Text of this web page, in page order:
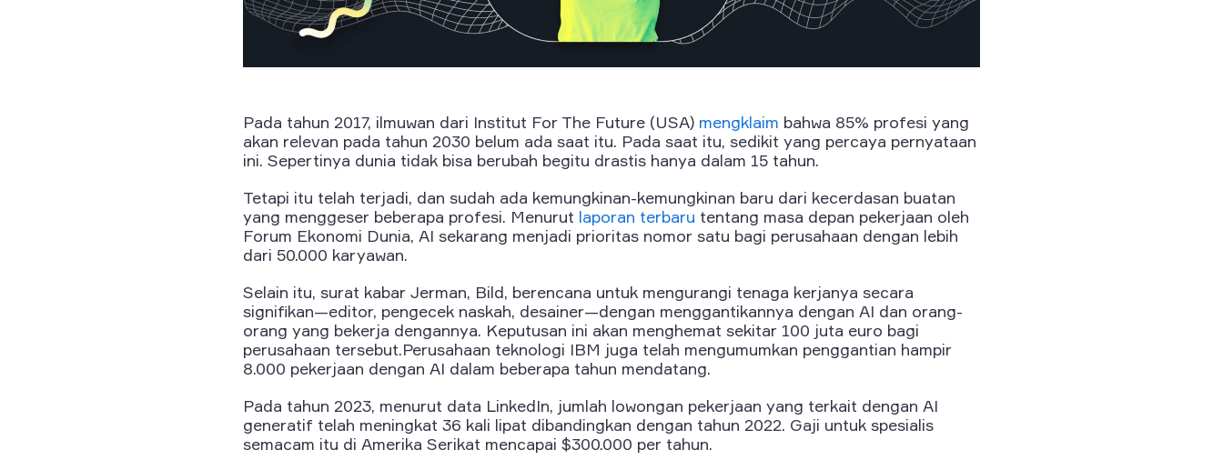
Pada tahun 2017, ilmuwan dari Institut For The Future (USA) mengklaim bahwa 85% profesi yang
akan relevan pada tahun 2030 belum ada saat itu. Pada saat itu, sedikit yang percaya pernyataan
ini. Sepertinya dunia tidak bisa berubah begitu drastis hanya dalam 15 tahun.
Tetapi itu telah terjadi, dan sudah ada kemungkinan-kemungkinan baru dari kecerdasan buatan
yang menggeser beberapa profesi. Menurut laporan terbaru tentang masa depan pekerjaan oleh
Forum Ekonomi Dunia, AI sekarang menjadi prioritas nomor satu bagi perusahaan dengan lebih
dari 50.000 karyawan.
Selain itu, surat kabar Jerman, Bild, berencana untuk mengurangi tenaga kerjanya secara
signifikan—editor, pengecek naskah, desainer—dengan menggantikannya dengan AI dan orang-
orang yang bekerja dengannya. Keputusan ini akan menghemat sekitar 100 juta euro bagi
perusahaan tersebut.Perusahaan teknologi IBM juga telah mengumumkan penggantian hampir
8.000 pekerjaan dengan AI dalam beberapa tahun mendatang.
Pada tahun 2023, menurut data LinkedIn, jumlah lowongan pekerjaan yang terkait dengan AI
generatif telah meningkat 36 kali lipat dibandingkan dengan tahun 2022. Gaji untuk spesialis
semacam itu di Amerika Serikat mencapai $300.000 per tahun.